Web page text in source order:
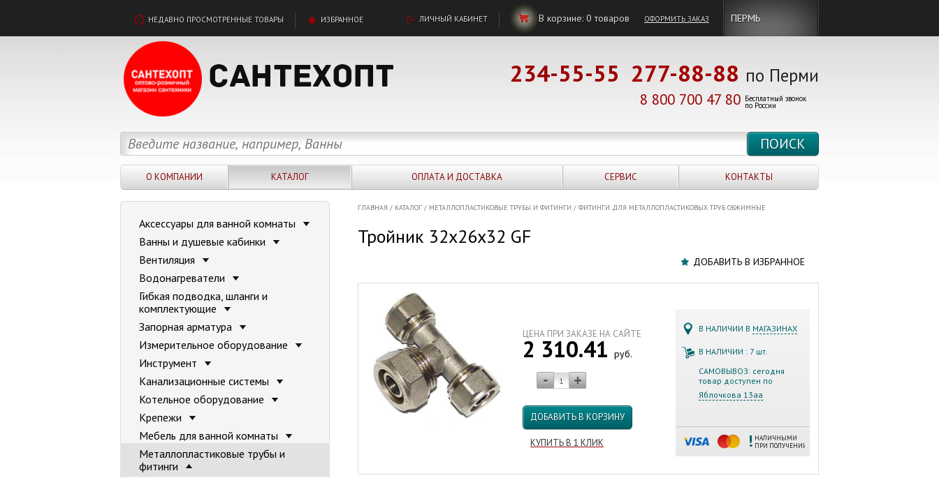
НЕДАВНО ПРОСМОТРЕННЫЕ ТОВАРЫ ИЗБРАННОЕ ЛИЧНЫЙ КАБИНЕТ В корзине: 0товаров ОФОРМИТЬ ЗАКАЗ ПЕРМЬ
234-55-55 277-88-88 по Перми
8 800 700 47 80 Бесплатный звонок
по России
О КОМПАНИИ КАТАЛОГ ОПЛАТА И ДОСТАВКА СЕРВИС КОНТАКТЫ
ГЛАВНАЯ / КАТАЛОГ / МЕТАЛЛОПЛАСТИКОВЫЕ ТРУБЫ И ФИТИНГИ / ФИТИНГИ ДЛЯ МЕТАЛЛОПЛАСТИКОВЫХ ТРУБ ОБЖИМНЫЕ
Тройник 32х26х32 GF
ДОБАВИТЬ В ИЗБРАННОЕ
В НАЛИЧИИ В МАГАЗИНАХ
В НАЛИЧИИ : 7 шт.
САМОВЫВОЗ: сегодня
товар доступен по
Яблочкова 13аа
НАЛИЧНЫМИ
ПРИ ПОЛУЧЕНИИ
ЦЕНА ПРИ ЗАКАЗЕ НА САЙТЕ
2 310.41 руб.
ДОБАВИТЬ В КОРЗИНУ
КУПИТЬ В 1 КЛИК
Аксессуары для ванной комнаты
Ванны и душевые кабинки
Вентиляция
Водонагреватели
Гибкая подводка, шланги и
комплектующие
Запорная арматура
Измерительное оборудование
Инструмент
Канализационные системы
Котельное оборудование
Крепежи
Мебель для ванной комнаты
Металлопластиковые трубы и
фитинги